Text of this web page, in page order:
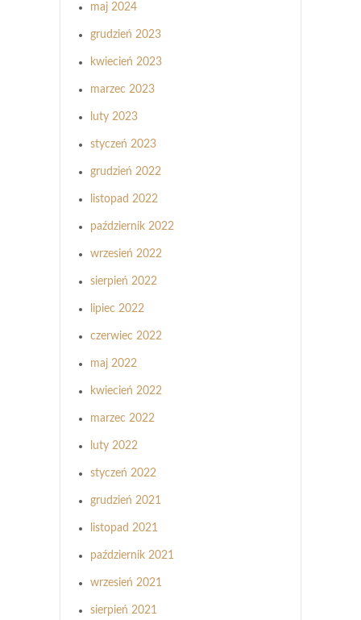
maj 2024
grudzień 2023
kwiecień 2023
marzec 2023
luty 2023
styczeń 2023
grudzień 2022
listopad 2022
październik 2022
wrzesień 2022
sierpień 2022
lipiec 2022
czerwiec 2022
maj 2022
kwiecień 2022
marzec 2022
luty 2022
styczeń 2022
grudzień 2021
listopad 2021
październik 2021
wrzesień 2021
sierpień 2021